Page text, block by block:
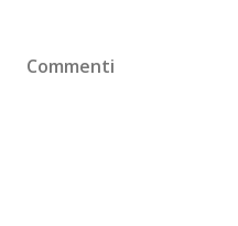
Commenti